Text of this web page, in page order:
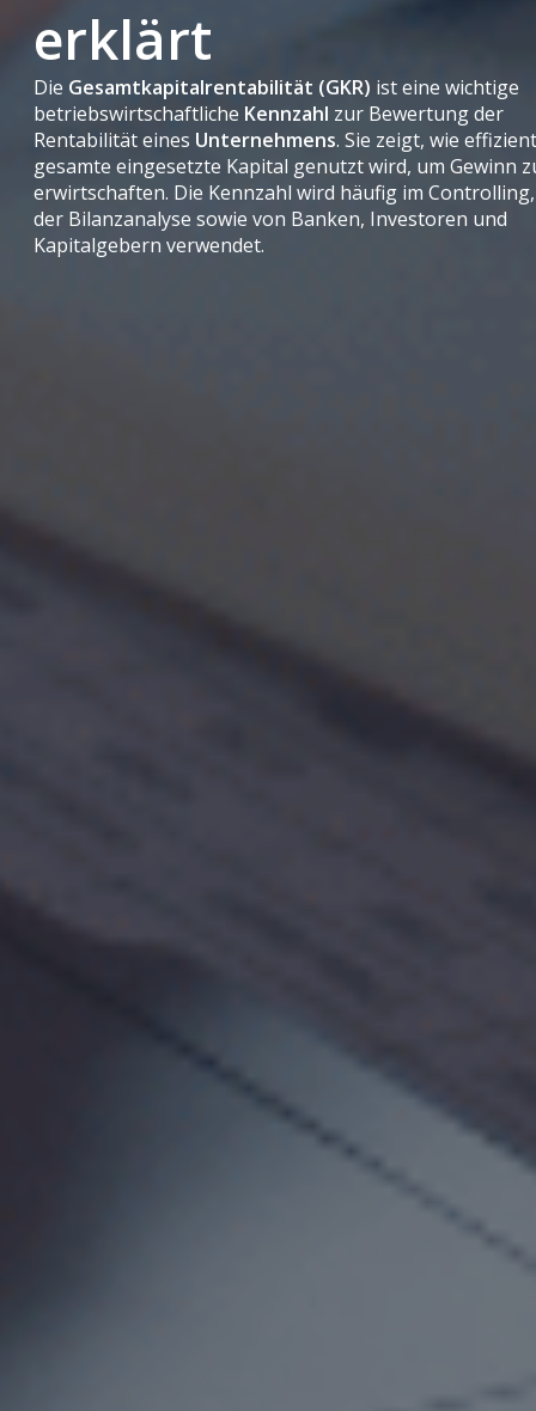
erklärt
Die Gesamtkapitalrentabilität (GKR) ist eine wichtige
betriebswirtschaftliche Kennzahl zur Bewertung der
Rentabilität eines Unternehmens. Sie zeigt, wie
gesamte eingesetzte Kapital genutzt wird, um Gewinn
erwirtschaften. Die Kennzahl wird häufig im
der Bilanzanalyse sowie von Banken, Investoren und
Kapitalgebern verwendet.